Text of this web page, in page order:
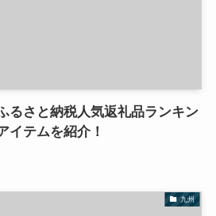
るさと納税人気返礼品ランキン
イテムを紹介！
九州